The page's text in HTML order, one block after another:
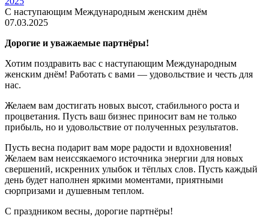
С наступающим Международным женским днём
07.03.2025
Дорогие и уважаемые партнёры!
Хотим поздравить вас с наступающим Международным
женским днём! Работать с вами — удовольствие и честь для
нас.
Желаем вам достигать новых высот, стабильного роста и
процветания. Пусть ваш бизнес приносит вам не только
прибыль, но и удовольствие от полученных результатов.
Пусть весна подарит вам море радости и вдохновения!
Желаем вам неиссякаемого источника энергии для новых
свершений, искренних улыбок и тёплых слов. Пусть каждый
день будет наполнен яркими моментами, приятными
сюрпризами и душевным теплом.
С праздником весны, дорогие партнёры!